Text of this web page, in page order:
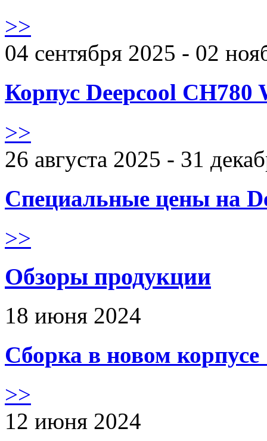
>>
04 сентября 2025 - 02
Корпус Deepcool CH780
>>
26 августа 2025 - 31
Специальные цены на
>>
Обзоры продукции
18 июня 2024
Сборка в новом
>>
12 июня 2024